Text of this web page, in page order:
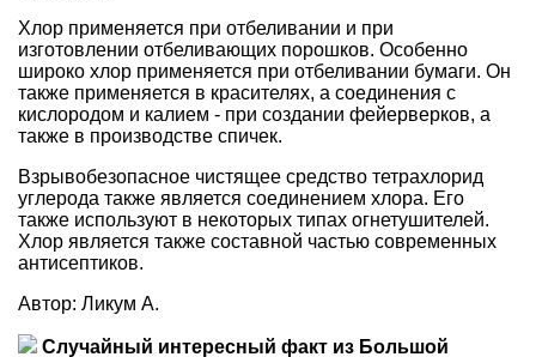
Хлор применяется при отбеливании и при
изготовлении отбеливающих порошков. Особенно
широко хлор применяется при отбеливании бумаги. Он
также применяется в красителях, а соединения с
кислородом и калием - при создании фейерверков, а
также в производстве спичек.
Взрывобезопасное чистящее средство тетрахлорид
углерода также является соединением хлора. Его
также используют в некоторых типах огнетушителей.
Хлор является также составной частью современных
антисептиков.
Автор: Ликум А.
Случайный интересный факт из Большой